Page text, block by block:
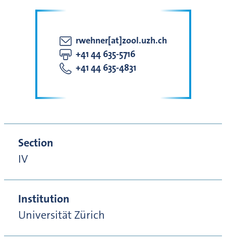
rwehner[at]zool.uzh.ch
+41 44 635-5716
+41 44 635-4831
Section
IV
Institution
Universität Zürich